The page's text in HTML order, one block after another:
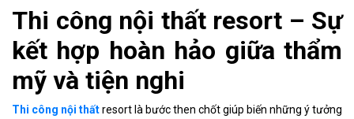
Thi công nội thất resort – Sự
kết hợp hoàn hảo giữa thẩm
mỹ và tiện nghi
Thi công nội thấtresort là bước then chốt giúp biến những ý tưởng